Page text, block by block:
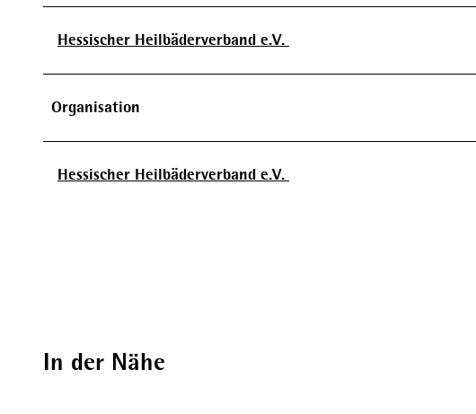
Hessischer Heilbäderverband e.V.
Organisation
Hessischer Heilbäderverband e.V.
In der Nähe